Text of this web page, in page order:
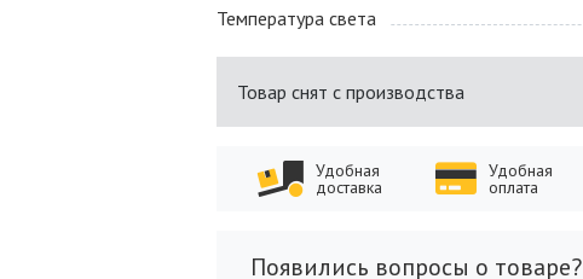
Температура света
Товар снят с производства
Удобная
доставка
Удобная
оплата
Появились вопросы о товаре?